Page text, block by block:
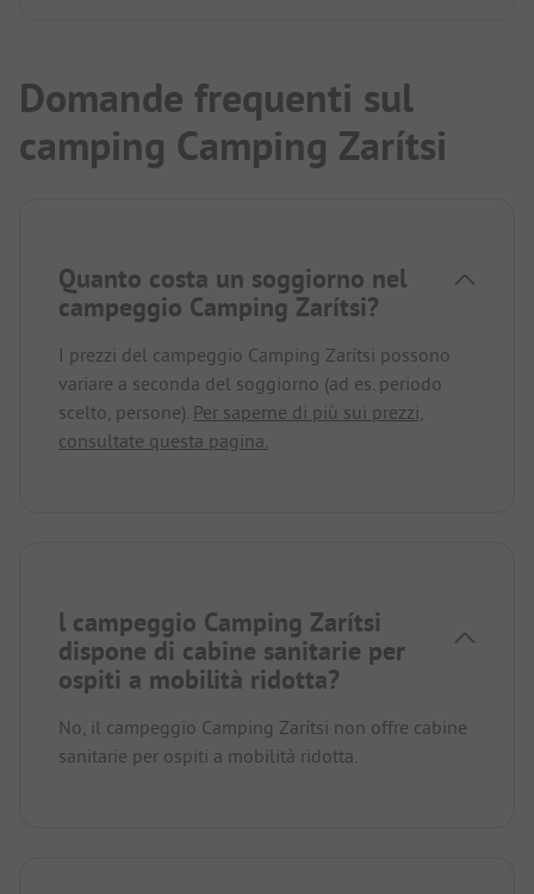
Domande frequenti sul
camping Camping Zarítsi
Quanto costa un soggiorno nel
campeggio Camping Zarítsi?
I prezzi del campeggio Camping Zarítsi possono
variare a seconda del soggiorno (ad es. periodo
scelto, persone). Per saperne di più sui prezzi,
consultate questa pagina.
l campeggio Camping Zarítsi
dispone di cabine sanitarie per
ospiti a mobilità ridotta?
No, il campeggio Camping Zarítsi non offre cabine
sanitarie per ospiti a mobilità ridotta.